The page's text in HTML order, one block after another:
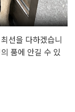
선을 다하겠습니
품에 안길 수 있